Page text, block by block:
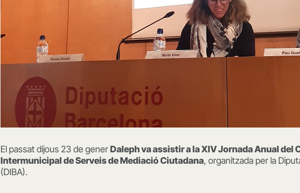
El passat dijous 23 de generDaleph va assistir a la XIV Jornada Anual del
Intermunicipal de Serveis de Mediació Ciutadana, organitzada per la
(DIBA).